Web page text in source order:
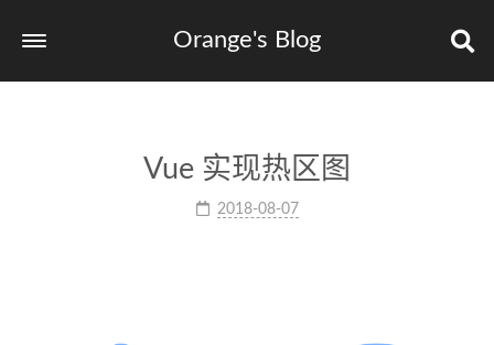
Orange's Blog
Vue 实现热区图
2018-08-07